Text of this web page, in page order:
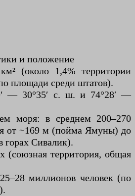
и положение
(около 1,4% территории
площади среди штатов).
— 30°35′ с. ш. и 74°28′ —
моря: в среднем 200–270
от ~169 м (пойма Ямуны) до
горах Сивалик).
(союзная территория, общая
миллионов человек (по